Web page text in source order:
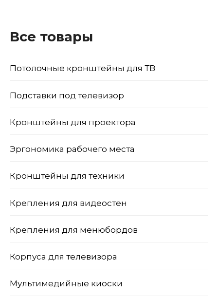
Все товары
Потолочные кронштейны для ТВ
Подставки под телевизор
Кронштейны для проектора
Эргономика рабочего места
Кронштейны для техники
Крепления для видеостен
Крепления для менюбордов
Корпуса для телевизора
Мультимедийные киоски